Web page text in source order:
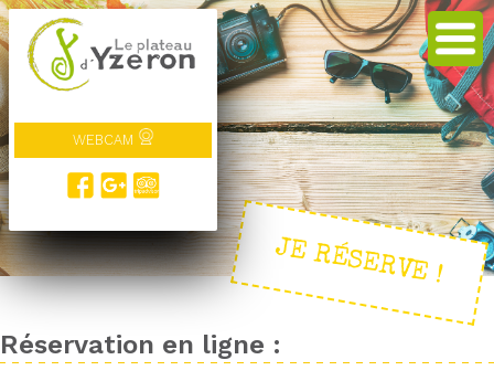
WEBCAM
JE RÉSERVE !
Réservation en ligne :